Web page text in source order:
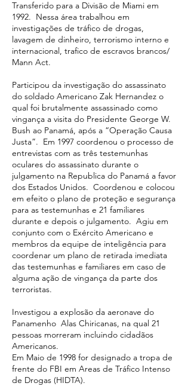
Transferido para a Divisão de Miami em
1992. Nessa área trabalhou em
investigações de tráfico de drogas,
lavagem de dinheiro, terrorismo interno e
internacional, trafico de escravos brancos/
Mann Act.
Participou da investigação do assassinato
do soldado Americano Zak Hernandez o
qual foi brutalmente assassinado como
vingança a visita do Presidente George W.
Bush ao Panamá, após a “Operação Causa
Justa”. Em 1997 coordenou o processo de
entrevistas com as três testemunhas
oculares do assassinato durante o
julgamento na Republica do Panamá a favor
dos Estados Unidos. Coordenou e colocou
em efeito o plano de proteção e segurança
para as testemunhas e 21 familiares
durante e depois o julgamento. Agiu em
conjunto com o Exército Americano e
membros da equipe de inteligência para
coordenar um plano de retirada imediata
das testemunhas e familiares em caso de
alguma ação de vingança da parte dos
terroristas.
Investigou a explosão da aeronave do
Panamenho Alas Chiricanas, na qual 21
pessoas morreram incluindo cidadãos
Americanos.
Em Maio de 1998 for designado a tropa de
frente do FBI em Areas de Tráfico Intenso
de Drogas (HIDTA).